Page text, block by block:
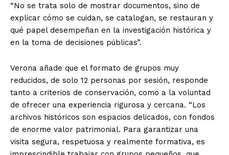
“No se trata solo de mostrar documentos, sino de
explicar cómo se cuidan, se catalogan, se restauran y
qué papel desempeñan en la investigación histórica y
en la toma de decisiones públicas”.
Verona añade que el formato de grupos muy
reducidos, de solo 12 personas por sesión, responde
tanto a criterios de conservación, como a la voluntad
de ofrecer una experiencia rigurosa y cercana. “Los
archivos históricos son espacios delicados, con fondos
de enorme valor patrimonial. Para garantizar una
visita segura, respetuosa y realmente formativa, es